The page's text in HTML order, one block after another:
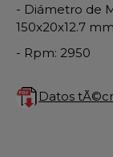
- Diámetro de
150x20x12.7
- Rpm: 2950
Datos